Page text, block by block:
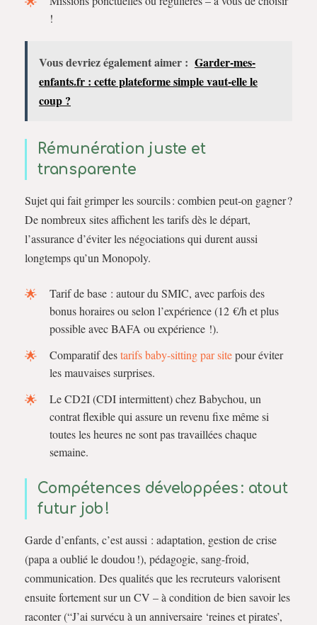
!
Vous devriez également aimer : Garder-mes-
enfants.fr : cette plateforme simple vaut-elle le
coup ?
Rémunération juste et
transparente
Sujet qui fait grimper les sourcils : combien peut-on gagner ?
De nombreux sites affichent les tarifs dès le départ,
l’assurance d’éviter les négociations qui durent aussi
longtemps qu’un Monopoly.
Tarif de base : autour du SMIC, avec parfois des
bonus horaires ou selon l’expérience (12 €/h et plus
possible avec BAFA ou expérience !).
Comparatif destarifs baby-sitting par sitepour éviter
les mauvaises surprises.
Le CD2I (CDI intermittent) chez Babychou, un
contrat flexible qui assure un revenu fixe même si
toutes les heures ne sont pas travaillées chaque
semaine.
Compétences développées : atout
futur job !
Garde d’enfants, c’est aussi : adaptation, gestion de crise
(papa a oublié le doudou !), pédagogie, sang-froid,
communication. Des qualités que les recruteurs valorisent
ensuite fortement sur un CV – à condition de bien savoir les
raconter (“J’ai survécu à un anniversaire ‘reines et pirates’,